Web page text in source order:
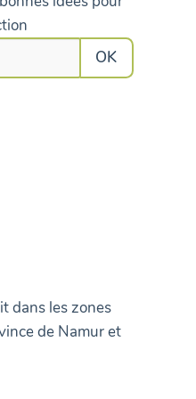
dans les zones
de Namur et